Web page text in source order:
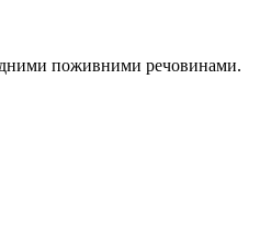
поживними речовинами.